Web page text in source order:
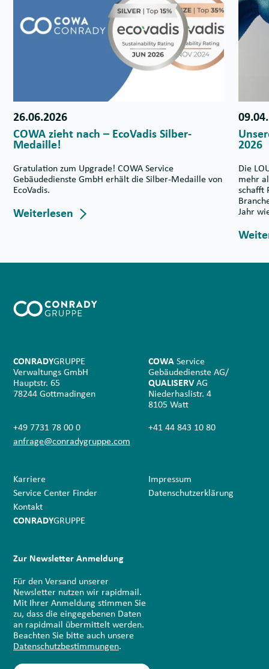
26.06.2026
COWA zieht nach – EcoVadis Silber-
Medaille!
Gratulation zum Upgrade! COWA Service
Gebäudedienste GmbH erhält die Silber-Medaille von
EcoVadis.
Weiterlesen
2026
Die
mehr
schafft
Jahr
CONRADYGRUPPE
Verwaltungs GmbH
Hauptstr. 65
78244 Gottmadingen
+49 7731 78 00 0
anfrage@conradygruppe.com
COWAService
Gebäudedienste AG/
QUALISERVAG
Niederhaslistr. 4
8105 Watt
+41 44 843 10 80
Karriere
Service Center Finder
Kontakt
CONRADYGRUPPE
Impressum
Datenschutz­erklärung
Zur Newsletter Anmeldung
Für den Versand unserer
Newsletter nutzen wir rapidmail.
Mit Ihrer Anmeldung stimmen Sie
zu, dass die eingegebenen Daten
an rapidmail übermittelt werden.
Beachten Sie bitte auch unsere
Datenschutzbestimmungen.